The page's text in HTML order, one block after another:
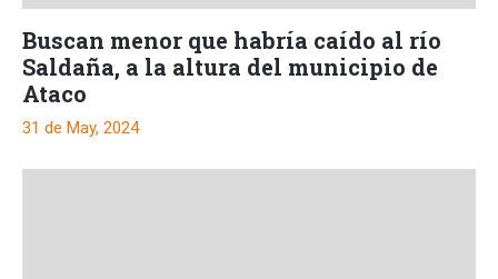
Buscan menor que habría caído al río
Saldaña, a la altura del municipio de
Ataco
31 de May, 2024